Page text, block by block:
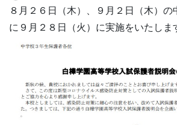
８月２６日（木）、９月２日（木）の
に９月２８日（火）に実施をいたしま